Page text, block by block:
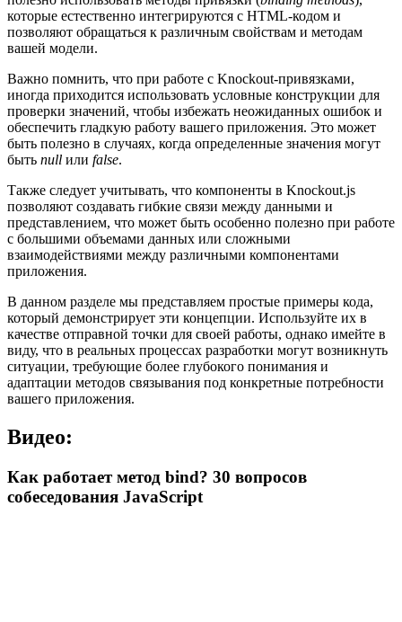
которые естественно интегрируются с HTML-кодом и
позволяют обращаться к различным свойствам и методам
вашей модели.
Важно помнить, что при работе с Knockout-привязками,
иногда приходится использовать условные конструкции для
проверки значений, чтобы избежать неожиданных ошибок и
обеспечить гладкую работу вашего приложения. Это может
быть полезно в случаях, когда определенные значения могут
быть null или false.
Также следует учитывать, что компоненты в Knockout.js
позволяют создавать гибкие связи между данными и
представлением, что может быть особенно полезно при работе
с большими объемами данных или сложными
взаимодействиями между различными компонентами
приложения.
В данном разделе мы представляем простые примеры кода,
который демонстрирует эти концепции. Используйте их в
качестве отправной точки для своей работы, однако имейте в
виду, что в реальных процессах разработки могут возникнуть
ситуации, требующие более глубокого понимания и
адаптации методов связывания под конкретные потребности
вашего приложения.
Видео:
Как работает метод bind? 30 вопросов
собеседования JavaScript